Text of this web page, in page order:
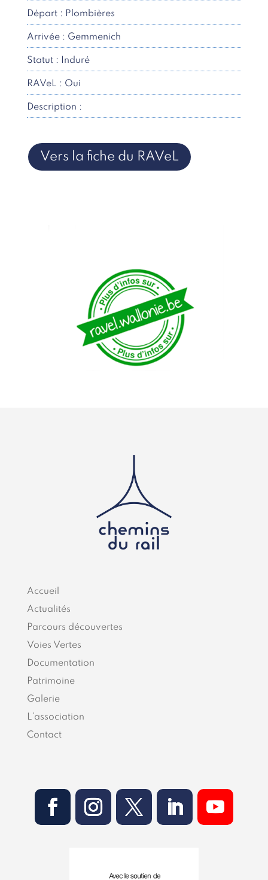
Départ : Plombières
Arrivée : Gemmenich
Statut : Induré
RAVeL : Oui
Description :
Vers la fiche du RAVeL
Accueil
Actualités
Parcours découvertes
Voies Vertes
Documentation
Patrimoine
Galerie
L’association
Contact